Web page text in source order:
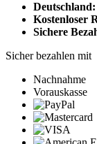
Kostenloser
Sichere
Sicher bezahlen mit
Nachnahme
Vorauskasse